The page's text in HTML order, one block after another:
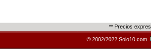
** Precios
© 2002/2022 Solo10.com